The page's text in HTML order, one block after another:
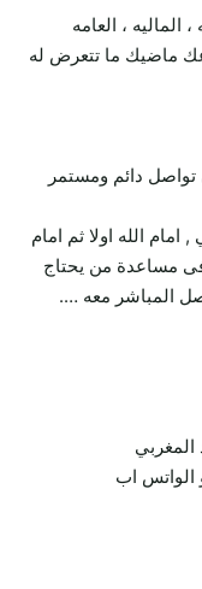
الماليه ، العامه
ماضيك ما تتعرض له
تواصل دائم ومستمر
الله اولا ثم امام
مساعدة من يحتاج
المباشر معه ….
المغربي
الواتس اب